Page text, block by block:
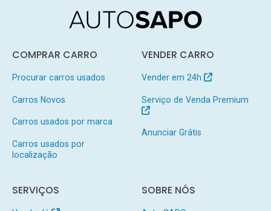
COMPRAR CARRO
Procurar carros usados
Carros Novos
Carros usados por marca
Carros usados por
localização
VENDER CARRO
Vender em 24h
Serviço de Venda Premium
Anunciar Grátis
SERVIÇOS SOBRE NÓS